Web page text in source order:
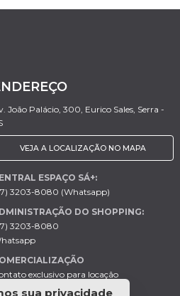
João Palácio, 300, Eurico Sales, Serra -
VEJA A LOCALIZAÇÃO NO MAPA
ESPAÇO SÁ+:
3203-8080 (Whatsapp)
DO SHOPPING:
3203-8080
exclusivo para locação
- (27) 99613-0046
sua privacidade